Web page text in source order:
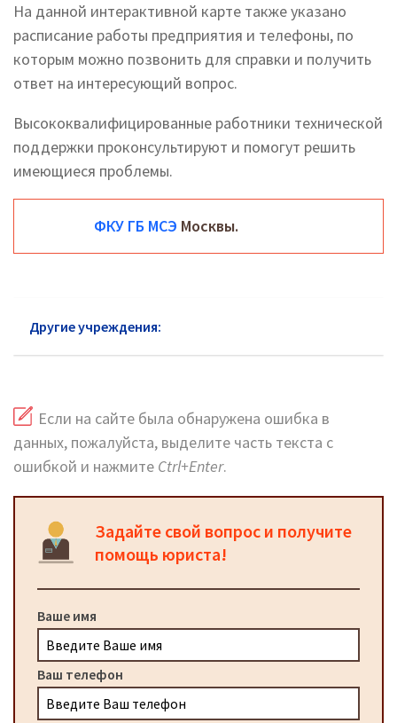
На данной интерактивной карте также указано
расписание работы предприятия и телефоны, по
которым можно позвонить для справки и получить
ответ на интересующий вопрос.
Высококвалифицированные работники технической
поддержки проконсультируют и помогут решить
имеющиеся проблемы.
ФКУ ГБ МСЭ Москвы.
Другие учреждения:
Если на сайте была обнаружена ошибка в
данных, пожалуйста, выделите часть текста с
ошибкой и нажмите Ctrl+Enter.
Задайте свой вопрос и получите
помощь юриста!
Ваше имя
Ваш телефон